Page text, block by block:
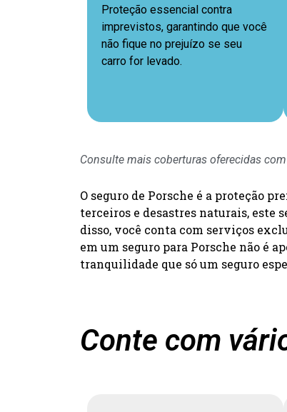
Proteção essencial contra
imprevistos, garantindo que você
não fique no prejuízo se seu
carro for levado.
Consulte mais coberturas oferecidas
O seguro de Porsche é a proteção
terceiros e desastres naturais, este
disso, você conta com serviços
em um seguro para Porsche não é
tranquilidade que só um seguro
Conte com